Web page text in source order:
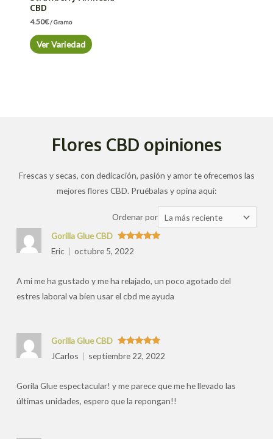
CBD
4.50€/ Gramo
Ver Variedad
Flores CBD opiniones
Frescas y secas, con dedicación, pasión y amor te ofrecemos las
mejores flores CBD. Pruébalas y opina aquí:
Ordenar por Ordenar
las
Valorado
con
Gorilla Glue CBD
Eric
octubre 5, 2022
A mi me ha gustado y me ha relajado, un poco agotado del
estres laboral va bien usar el cbd me ayuda
Valorado
con5de 5
Gorilla Glue CBD
JCarlos
septiembre 22, 2022
Gorila Glue espectacular! y me parece que me he llevado las
últimas unidades, espero que la repongan!!